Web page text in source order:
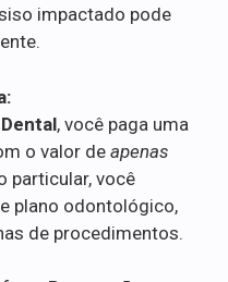
impactado pode
, você paga uma
o valor de apenas
particular, você
plano odontológico,
de procedimentos.